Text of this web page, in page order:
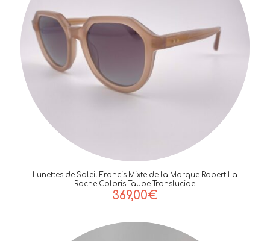
Lunettes de Soleil Francis Mixte de la Marque Robert La
Roche Coloris Taupe Translucide
369,00€